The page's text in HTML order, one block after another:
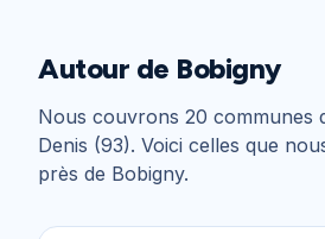
Autour de Bobigny
Nous couvrons 20 communes
Denis (93). Voici celles que
près de Bobigny.